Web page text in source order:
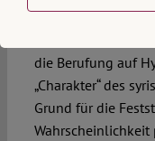
beschriebenen
die Berufung auf
„Charakter“ des
Grund für die